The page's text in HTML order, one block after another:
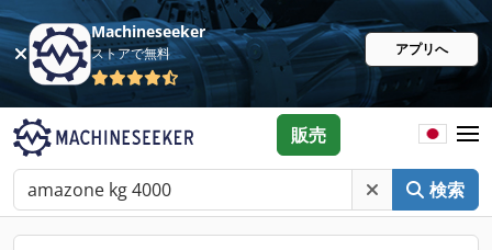
Machineseeker
ストアで無料 アプリへ
検索
販売